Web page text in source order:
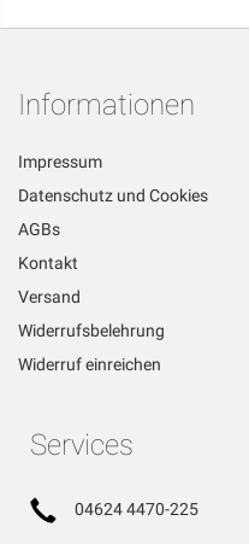
Informationen
Impressum
Datenschutz und Cookies
AGBs
Kontakt
Versand
Widerrufsbelehrung
Widerruf einreichen
Services
04624 4470-225